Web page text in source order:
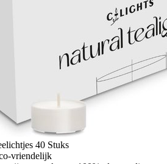
40 Stuks
vriendelijk